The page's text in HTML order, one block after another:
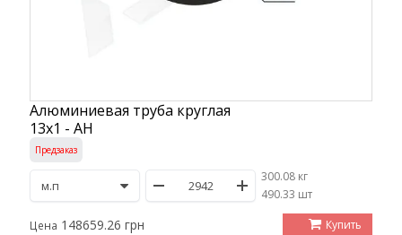
Алюминиевая труба круглая
13х1 - АН
Предзаказ
300.08 кг
/490.33 шт
Цена 148659.26 грн Купить